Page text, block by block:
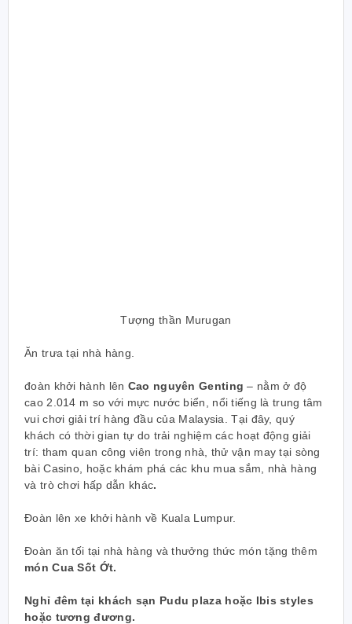
Tượng thần Murugan
Ăn trưa tại nhà hàng.
đoàn khởi hành lên Cao nguyên Genting– nằm ở độ
cao 2.014 m so với mực nước biển, nổi tiếng là trung tâm
vui chơi giải trí hàng đầu của Malaysia. Tại đây, quý
khách có thời gian tự do trải nghiệm các hoạt động giải
trí: tham quan công viên trong nhà, thử vận may tại sòng
bài Casino, hoặc khám phá các khu mua sắm, nhà hàng
và trò chơi hấp dẫn khác.
Đoàn lên xe khởi hành về Kuala Lumpur.
Đoàn ăn tối tại nhà hàng và thưởng thức món tặng thêm
món Cua Sốt Ớt.
Nghỉ đêm tại khách sạn Pudu plaza hoặc Ibis styles
hoặc tương đương.